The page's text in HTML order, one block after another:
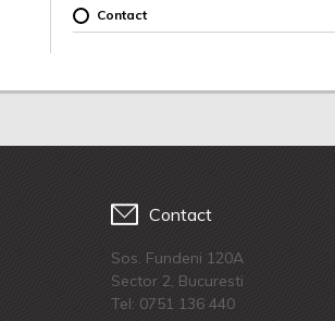
Contact
Contact
Sos. Fundeni 120A
Sector 2, Bucuresti
Tel: 0751 136 440